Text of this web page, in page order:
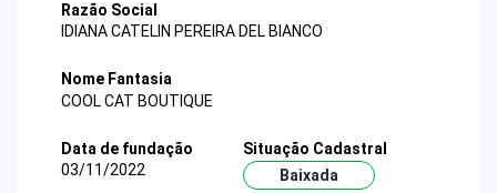
Razão Social
IDIANA CATELIN PEREIRA DEL BIANCO
Nome Fantasia
COOL CAT BOUTIQUE
Data de fundação
03/11/2022
Situação Cadastral
Baixada